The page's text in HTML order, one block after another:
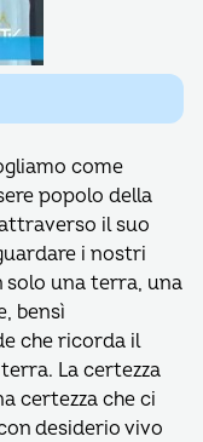
come
popolo della
il suo
i nostri
una terra, una
bensì
che ricorda il
La certezza
certezza che ci
desiderio vivo